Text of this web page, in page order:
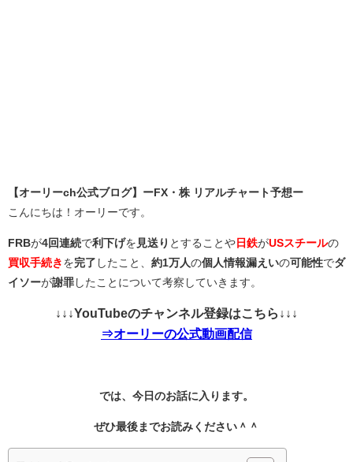
【オーリーch公式ブログ】ーFX・株 リアルチャート予想ー
こんにちは！オーリーです。
FRBが4回連続で利下げを 見送り とすることや 日鉄がUSスチールの
買収手続き を完了 したこと、 約1万人の個人情報漏えいの可能性でダ
イソーが謝罪 したことについて考察していきます。
↓↓↓YouTubeのチャンネル登録はこちら↓↓↓
⇒オーリーの公式動画配信
では、今日のお話に入ります。
ぜひ最後までお読みください＾＾